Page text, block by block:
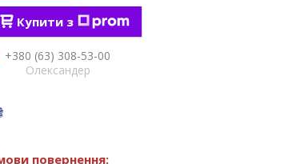
Купити з
+380 (63) 308-53-00
Олександер